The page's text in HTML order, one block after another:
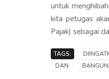
untuk
kita petugas
Pajak) sebagai
TAGS:
DAN